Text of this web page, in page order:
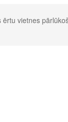
vietnes